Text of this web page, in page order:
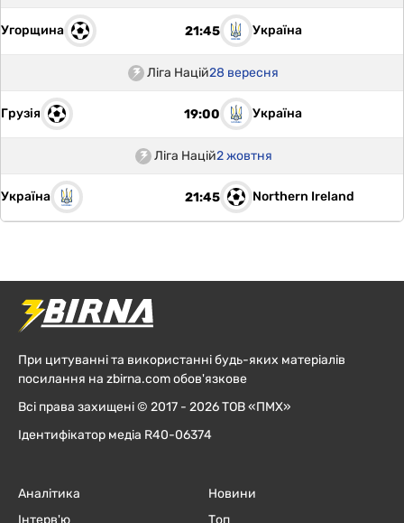
Угорщина 21:45 Україна
Ліга Націй28 вересня
Грузія 19:00 Україна
Ліга Націй2 жовтня
Україна 21:45 Northern Ireland
При цитуванні та використанні будь-яких матеріалів
посилання на zbirna.com обов'язкове
Всі права захищені © 2017 - 2026 ТОВ «ПМХ»
Ідентифікатор медіа R40-06374
Аналітика
Інтерв'ю
Новини
Топ